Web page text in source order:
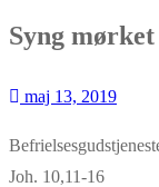
Syng
maj 13, 2019
Joh. 10,11-16